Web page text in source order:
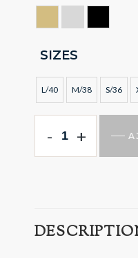
DOREGRISNOIR
SIZES
L/40 M/38 S/36
- +